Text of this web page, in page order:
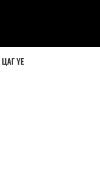
ЦАГ ҮЕ